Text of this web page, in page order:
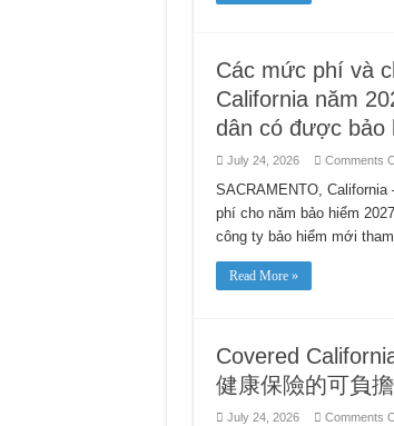
Các mức phí và
California năm
dân có được bảo
July 24, 2026 Comments
SACRAMENTO,
phí cho năm bảo hiểm
công ty bảo hiểm mới
Read More »
Covered
健康保險的可負
July 24, 2026 Comments